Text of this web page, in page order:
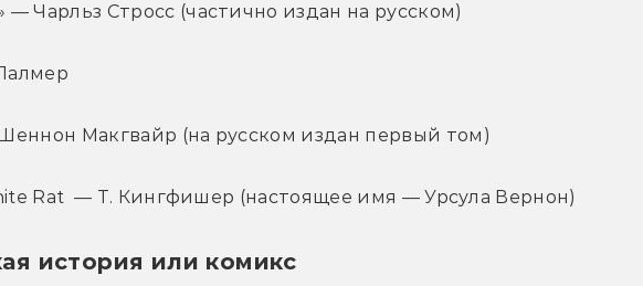
Чарльз Стросс (частично издан на русском)
Макгвайр (на русском издан первый том)
Rat  — Т. Кингфишер (настоящее имя — Урсула Вернон)
история или комикс